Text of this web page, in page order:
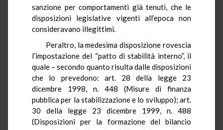
sanzione per comportamenti già tenuti, che le
disposizioni legislative vigenti all’epoca non
consideravano illegittimi.
Peraltro, la medesima disposizione rovescia
l’impostazione del “patto di stabilità interno”, il
quale – secondo quanto risulta dalle disposizioni
che lo prevedono: art. 28 della legge 23
dicembre 1998, n. 448 (Misure di finanza
pubblica per la stabilizzazione e lo sviluppo); art.
30 della legge 23 dicembre 1999, n. 488
(Disposizioni per la formazione del bilancio